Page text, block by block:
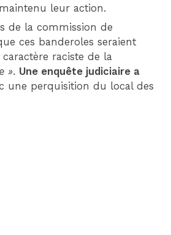
leur action.
de la commission de
ces banderoles seraient
raciste de la
». Une enquête judiciaire a
une perquisition du local des